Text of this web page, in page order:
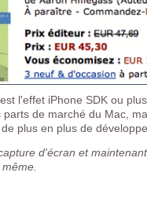
l'effet iPhone SDK ou
parts de marché du Mac,
plus en plus de
d'écran et